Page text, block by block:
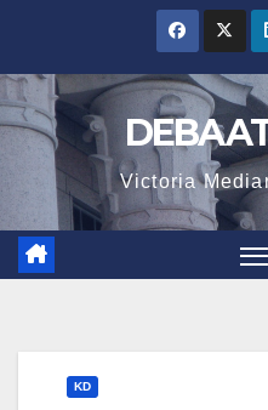
content
Victoria
KD